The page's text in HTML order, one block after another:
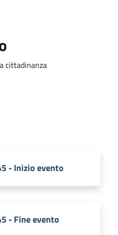
cittadinanza
- Inizio evento
- Fine evento